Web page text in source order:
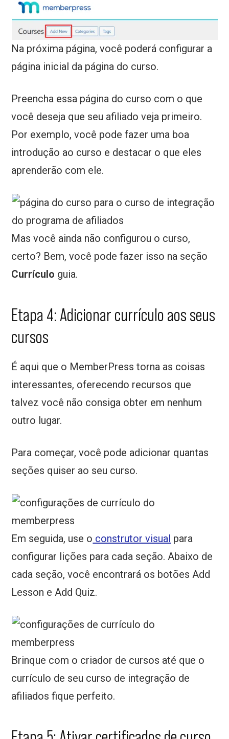
Na próxima página, você poderá configurar a
página inicial da página do curso.
Preencha essa página do curso com o que
você deseja que seu afiliado veja primeiro.
Por exemplo, você pode fazer uma boa
introdução ao curso e destacar o que eles
aprenderão com ele.
Mas você ainda não configurou o curso,
certo? Bem, você pode fazer isso na seção
Currículo guia.
Etapa 4: Adicionar currículo aos seus
cursos
É aqui que o MemberPress torna as coisas
interessantes, oferecendo recursos que
talvez você não consiga obter em nenhum
outro lugar.
Para começar, você pode adicionar quantas
seções quiser ao seu curso.
Em seguida, use o construtor visual para
configurar lições para cada seção. Abaixo de
cada seção, você encontrará os botões Add
Lesson e Add Quiz.
Brinque com o criador de cursos até que o
currículo de seu curso de integração de
afiliados fique perfeito.